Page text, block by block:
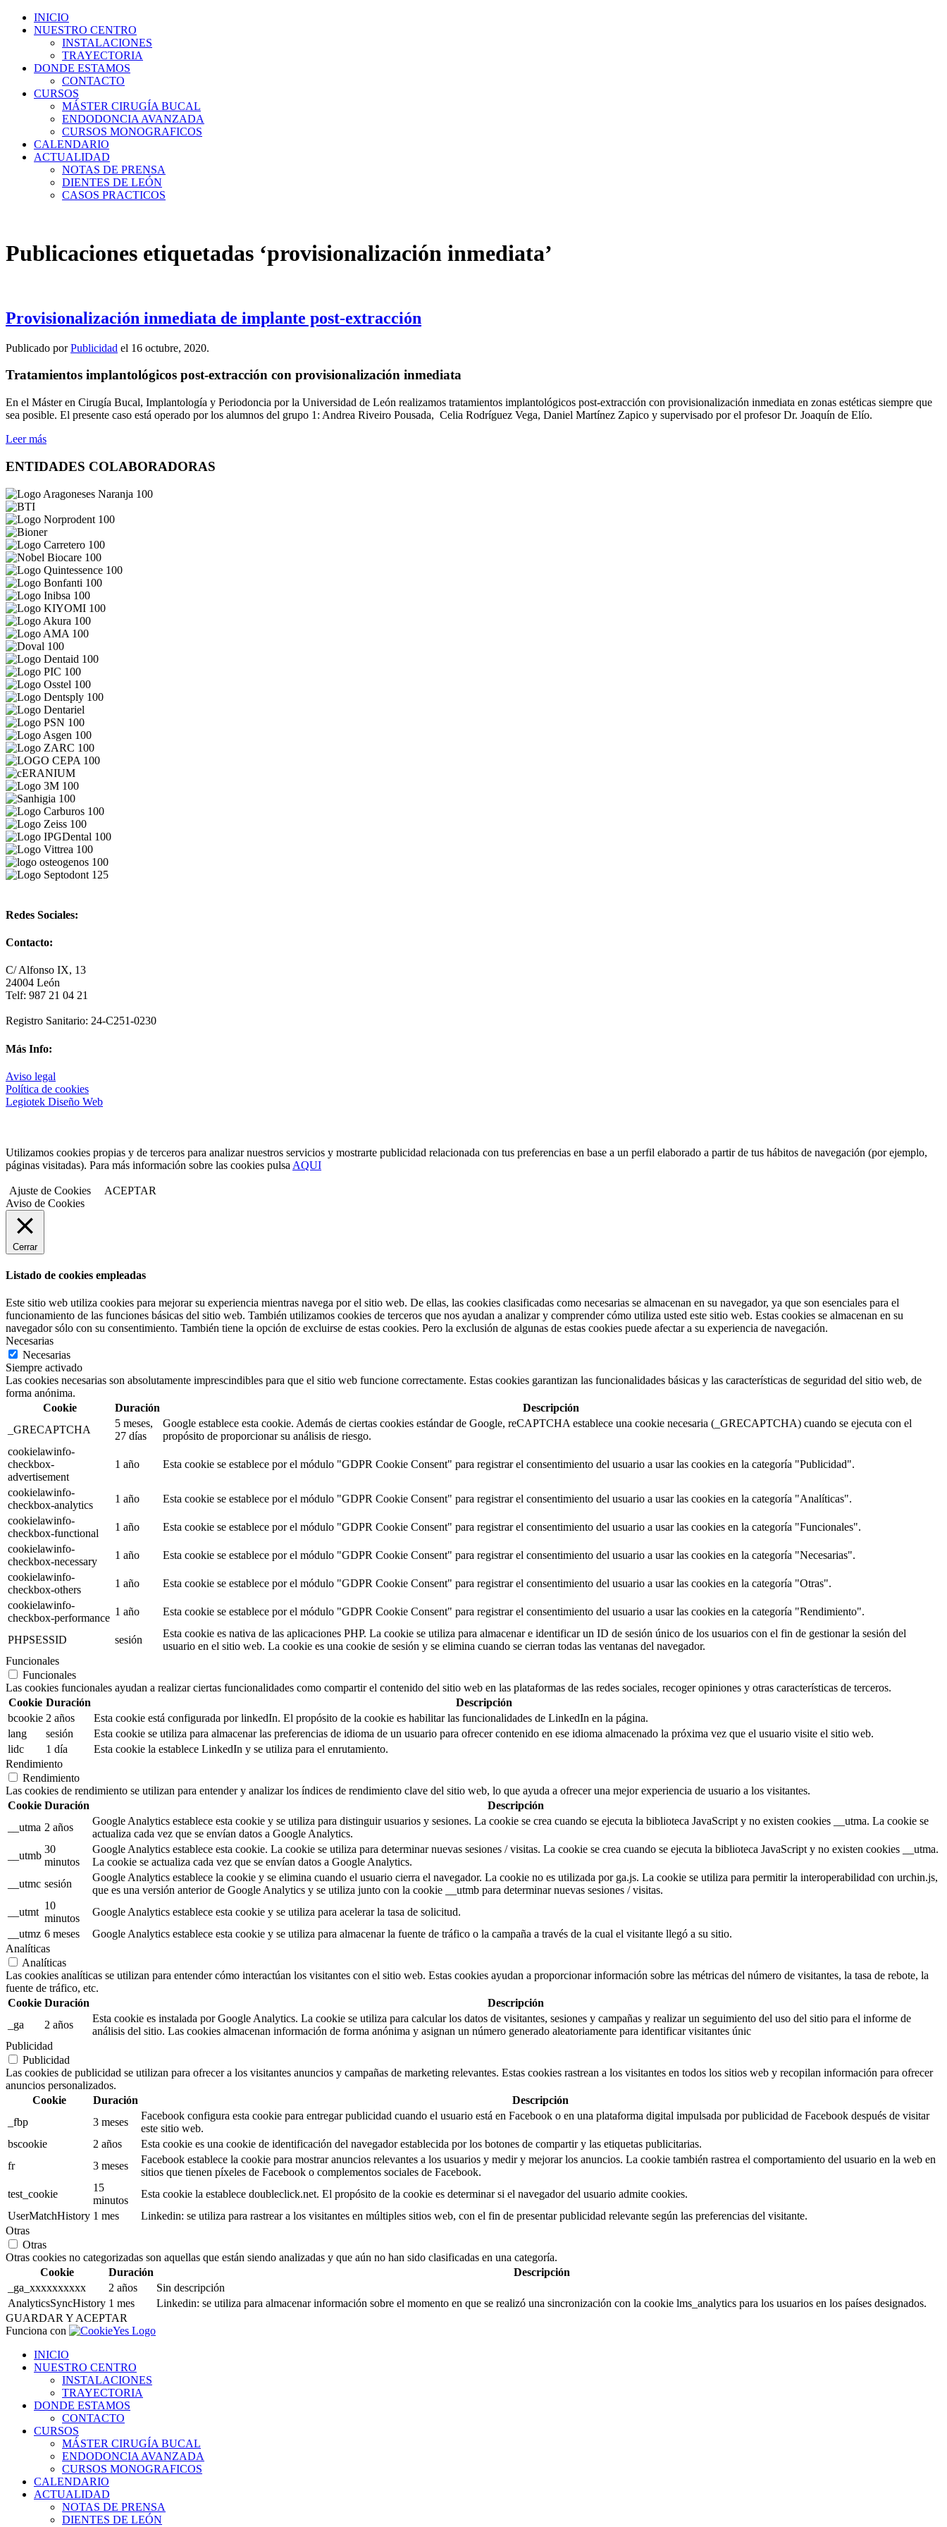
INICIO
NUESTRO CENTRO
INSTALACIONES
TRAYECTORIA
DONDE ESTAMOS
CONTACTO
CURSOS
MÁSTER CIRUGÍA BUCAL
ENDODONCIA AVANZADA
CURSOS MONOGRAFICOS
CALENDARIO
ACTUALIDAD
NOTAS DE PRENSA
DIENTES DE LEÓN
CASOS PRACTICOS
Publicaciones etiquetadas ‘provisionalización inmediata’
Provisionalización inmediata de implante post-extracción
Publicado porPublicidad el 16 octubre, 2020.
Tratamientos implantológicos post-extracción con provisionalización inmediata
En el Máster en Cirugía Bucal, Implantología y Periodoncia por la Universidad de León realizamos tratamientos implantológicos post-extracción con provisionalización inmediata en zonas estéticas siempre que
sea posible. El presente caso está operado por los alumnos del grupo 1: Andrea Riveiro Pousada, Celia Rodríguez Vega, Daniel Martínez Zapico y supervisado por el profesor Dr. Joaquín de Elío.
Leer más
ENTIDADES COLABORADORAS
Redes Sociales:
Contacto:
C/ Alfonso IX, 13
24004 León
Telf: 987 21 04 21
Registro Sanitario: 24-C251-0230
Más Info:
Aviso legal
Política de cookies
Legiotek Diseño Web
Utilizamos cookies propias y de terceros para analizar nuestros servicios y mostrarte publicidad relacionada con tus preferencias en base a un perfil elaborado a partir de tus hábitos de navegación (por ejemplo,
páginas visitadas). Para más información sobre las cookies pulsa AQUI
Ajuste de Cookies
ACEPTAR
Aviso de Cookies
Cerrar
Listado de cookies empleadas
Este sitio web utiliza cookies para mejorar su experiencia mientras navega por el sitio web. De ellas, las cookies clasificadas como necesarias se almacenan en su navegador, ya que son esenciales para el
funcionamiento de las funciones básicas del sitio web. También utilizamos cookies de terceros que nos ayudan a analizar y comprender cómo utiliza usted este sitio web. Estas cookies se almacenan en su
navegador sólo con su consentimiento. También tiene la opción de excluirse de estas cookies. Pero la exclusión de algunas de estas cookies puede afectar a su experiencia de navegación.
Necesarias
Necesarias
Siempre activado
Las cookies necesarias son absolutamente imprescindibles para que el sitio web funcione correctamente. Estas cookies garantizan las funcionalidades básicas y las características de seguridad del sitio web, de
forma anónima.
Cookie
Duración
Descripción
_GRECAPTCHA
5 meses,
27 días
Google establece esta cookie. Además de ciertas cookies estándar de Google, reCAPTCHA establece una cookie necesaria (_GRECAPTCHA) cuando se ejecuta con el
propósito de proporcionar su análisis de riesgo.
cookielawinfo-
checkbox-
advertisement
1 año Esta cookie se establece por el módulo "GDPR Cookie Consent" para registrar el consentimiento del usuario a usar las cookies en la categoría "Publicidad".
cookielawinfo-
checkbox-analytics
1 año
Esta cookie se establece por el módulo "GDPR Cookie Consent" para registrar el consentimiento del usuario a usar las cookies en la categoría "Analíticas".
cookielawinfo-
checkbox-functional
1 año
Esta cookie se establece por el módulo "GDPR Cookie Consent" para registrar el consentimiento del usuario a usar las cookies en la categoría "Funcionales".
cookielawinfo-
checkbox-necessary
1 año
Esta cookie se establece por el módulo "GDPR Cookie Consent" para registrar el consentimiento del usuario a usar las cookies en la categoría "Necesarias".
cookielawinfo-
checkbox-others
1 año
Esta cookie se establece por el módulo "GDPR Cookie Consent" para registrar el consentimiento del usuario a usar las cookies en la categoría "Otras".
cookielawinfo-
checkbox-performance
1 año Esta cookie se establece por el módulo "GDPR Cookie Consent" para registrar el consentimiento del usuario a usar las cookies en la categoría "Rendimiento".
PHPSESSID sesión
Esta cookie es nativa de las aplicaciones PHP. La cookie se utiliza para almacenar e identificar un ID de sesión único de los usuarios con el fin de gestionar la sesión del
usuario en el sitio web. La cookie es una cookie de sesión y se elimina cuando se cierran todas las ventanas del navegador.
Funcionales
Funcionales
Las cookies funcionales ayudan a realizar ciertas funcionalidades como compartir el contenido del sitio web en las plataformas de las redes sociales, recoger opiniones y otras características de terceros.
Cookie Duración
Descripción
bcookie 2 años
Esta cookie está configurada por linkedIn. El propósito de la cookie es habilitar las funcionalidades de LinkedIn en la página.
lang
sesión
Esta cookie se utiliza para almacenar las preferencias de idioma de un usuario para ofrecer contenido en ese idioma almacenado la próxima vez que el usuario visite el sitio web.
lidc
1 día
Esta cookie la establece LinkedIn y se utiliza para el enrutamiento.
Rendimiento
Rendimiento
Las cookies de rendimiento se utilizan para entender y analizar los índices de rendimiento clave del sitio web, lo que ayuda a ofrecer una mejor experiencia de usuario a los visitantes.
Cookie Duración
Descripción
__utma 2 años
Google Analytics establece esta cookie y se utiliza para distinguir usuarios y sesiones. La cookie se crea cuando se ejecuta la biblioteca JavaScript y no existen cookies __utma. La cookie se
actualiza cada vez que se envían datos a Google Analytics.
__utmb
30
minutos
Google Analytics establece esta cookie. La cookie se utiliza para determinar nuevas sesiones / visitas. La cookie se crea cuando se ejecuta la biblioteca JavaScript y no existen cookies __utma.
La cookie se actualiza cada vez que se envían datos a Google Analytics.
__utmc sesión
Google Analytics establece la cookie y se elimina cuando el usuario cierra el navegador. La cookie no es utilizada por ga.js. La cookie se utiliza para permitir la interoperabilidad con urchin.js,
que es una versión anterior de Google Analytics y se utiliza junto con la cookie __utmb para determinar nuevas sesiones / visitas.
__utmt
10
minutos
Google Analytics establece esta cookie y se utiliza para acelerar la tasa de solicitud.
__utmz 6 meses
Google Analytics establece esta cookie y se utiliza para almacenar la fuente de tráfico o la campaña a través de la cual el visitante llegó a su sitio.
Analíticas
Analíticas
Las cookies analíticas se utilizan para entender cómo interactúan los visitantes con el sitio web. Estas cookies ayudan a proporcionar información sobre las métricas del número de visitantes, la tasa de rebote, la
fuente de tráfico, etc.
Cookie Duración
Descripción
_ga
2 años
Esta cookie es instalada por Google Analytics. La cookie se utiliza para calcular los datos de visitantes, sesiones y campañas y realizar un seguimiento del uso del sitio para el informe de
análisis del sitio. Las cookies almacenan información de forma anónima y asignan un número generado aleatoriamente para identificar visitantes únic
Publicidad
Publicidad
Las cookies de publicidad se utilizan para ofrecer a los visitantes anuncios y campañas de marketing relevantes. Estas cookies rastrean a los visitantes en todos los sitios web y recopilan información para ofrecer
anuncios personalizados.
Cookie
Duración
Descripción
_fbp
3 meses
Facebook configura esta cookie para entregar publicidad cuando el usuario está en Facebook o en una plataforma digital impulsada por publicidad de Facebook después de visitar
este sitio web.
bscookie
2 años
Esta cookie es una cookie de identificación del navegador establecida por los botones de compartir y las etiquetas publicitarias.
fr
3 meses
Facebook establece la cookie para mostrar anuncios relevantes a los usuarios y medir y mejorar los anuncios. La cookie también rastrea el comportamiento del usuario en la web en
sitios que tienen píxeles de Facebook o complementos sociales de Facebook.
test_cookie
15
minutos
Esta cookie la establece doubleclick.net. El propósito de la cookie es determinar si el navegador del usuario admite cookies.
UserMatchHistory 1 mes
Linkedin: se utiliza para rastrear a los visitantes en múltiples sitios web, con el fin de presentar publicidad relevante según las preferencias del visitante.
Otras
Otras
Otras cookies no categorizadas son aquellas que están siendo analizadas y que aún no han sido clasificadas en una categoría.
Cookie
Duración
Descripción
_ga_xxxxxxxxxx
2 años
Sin descripción
AnalyticsSyncHistory 1 mes
Linkedin: se utiliza para almacenar información sobre el momento en que se realizó una sincronización con la cookie lms_analytics para los usuarios en los países designados.
GUARDAR Y ACEPTAR
Funciona con
INICIO
NUESTRO CENTRO
INSTALACIONES
TRAYECTORIA
DONDE ESTAMOS
CONTACTO
CURSOS
MÁSTER CIRUGÍA BUCAL
ENDODONCIA AVANZADA
CURSOS MONOGRAFICOS
CALENDARIO
ACTUALIDAD
NOTAS DE PRENSA
DIENTES DE LEÓN